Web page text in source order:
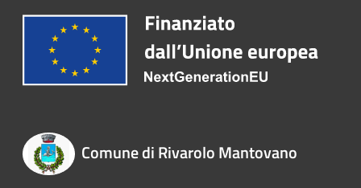
Comune di Rivarolo Mantovano